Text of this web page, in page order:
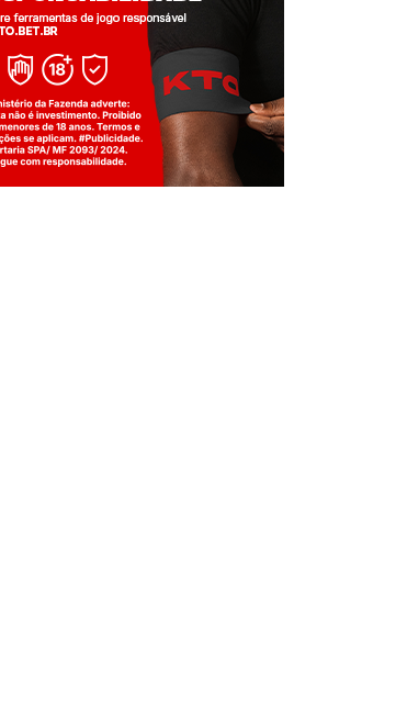
Jogue com responsabilidade. 18+